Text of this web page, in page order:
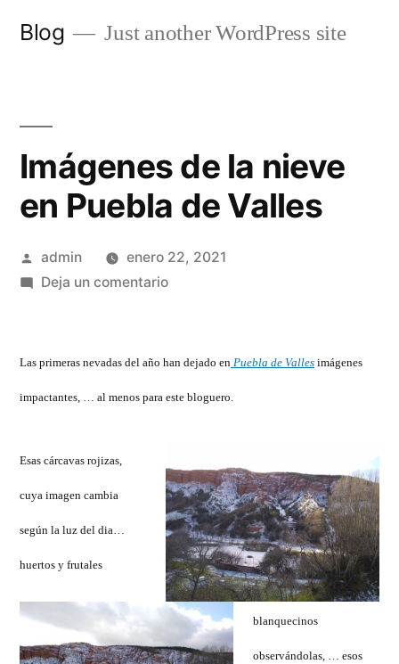
Blog Just another WordPress site
Imágenes de la nieve
en Puebla de Valles
Publicado
por
admin
enero 22, 2021
Deja un comentarioen
en
Valles
Las primeras nevadas del año han dejado enPuebla de Vallesimágenes
impactantes, … al menos para este bloguero.
Esas cárcavas rojizas,
cuya imagen cambia
según la luz del dia…
huertos y frutales
blanquecinos
observándolas, … esos